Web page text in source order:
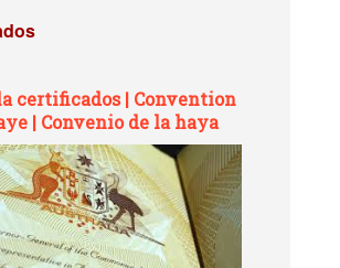
certificados | Convention
| Convenio de la haya